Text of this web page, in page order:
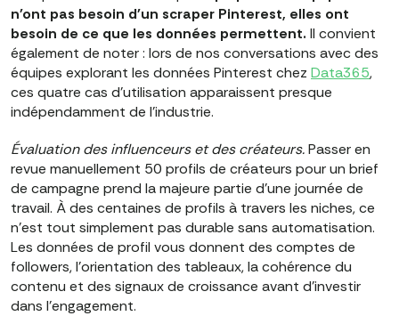
n'ont pas besoin d'un scraper Pinterest, elles ont
besoin de ce que les données permettent. Il convient
également de noter : lors de nos conversations avec des
équipes explorant les données Pinterest chez Data365,
ces quatre cas d'utilisation apparaissent presque
indépendamment de l'industrie.
Évaluation des influenceurs et des créateurs.Passer en
revue manuellement 50 profils de créateurs pour un brief
de campagne prend la majeure partie d'une journée de
travail. À des centaines de profils à travers les niches, ce
n'est tout simplement pas durable sans automatisation.
Les données de profil vous donnent des comptes de
followers, l'orientation des tableaux, la cohérence du
contenu et des signaux de croissance avant d'investir
dans l'engagement.